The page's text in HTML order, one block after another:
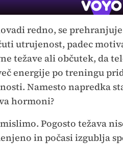
redno, se
utrujenost, padec
težave ali občutek, da
energije po treningu
Namesto napredka
hormoni?
Pogosto težava
in počasi izgublja